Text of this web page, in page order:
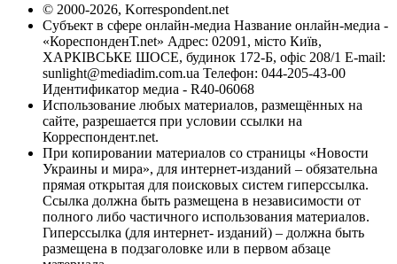
© 2000-2026, Korrespondent.net
Субъект в сфере онлайн-медиа Название онлайн-медиа -
«КореспонденТ.net» Адрес: 02091, місто Київ,
ХАРКІВСЬКЕ ШОСЕ, будинок 172-Б, офіс 208/1 E-mail:
sunlight@mediadim.com.ua Телефон: 044-205-43-00
Идентификатор медиа - R40-06068
Использование любых материалов, размещённых на
сайте, разрешается при условии ссылки на
Корреспондент.net.
При копировании материалов со страницы «Новости
Украины и мира», для интернет-изданий – обязательна
прямая открытая для поисковых систем гиперссылка.
Ссылка должна быть размещена в независимости от
полного либо частичного использования материалов.
Гиперссылка (для интернет- изданий) – должна быть
размещена в подзаголовке или в первом абзаце